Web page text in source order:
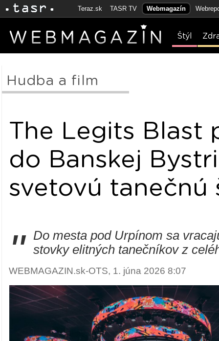
Teraz.sk TASR TV Webmagazín
Štýl
Hudba a film
The Legits Blast
do Banskej
svetovú tanečnú
"
Do mesta pod Urpínom sa
stovky elitných tanečníkov z
WEBMAGAZIN.sk-OTS, 1. júna 2026 8:07